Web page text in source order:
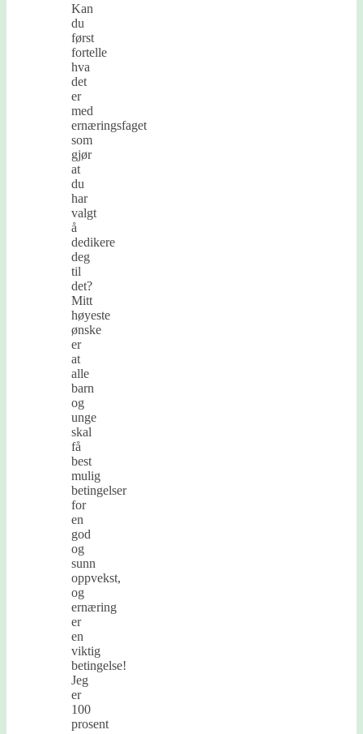
Kan
du
først
fortelle
hva
det
er
med
ernæringsfaget
som
gjør
at
du
har
valgt
å
dedikere
deg
til
det?
Mitt
høyeste
ønske
er
at
alle
barn
og
unge
skal
få
best
mulig
betingelser
for
en
god
og
sunn
oppvekst,
og
ernæring
er
en
viktig
betingelse!
Jeg
er
100
prosent